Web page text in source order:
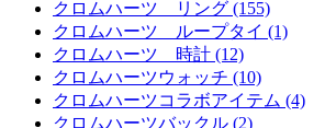
クロムハーツ リング (155)
クロムハーツ ループタイ (1)
クロムハーツ 時計 (12)
クロムハーツウォッチ (10)
クロムハーツコラボアイテム (4)
クロムハーツバックル (2)